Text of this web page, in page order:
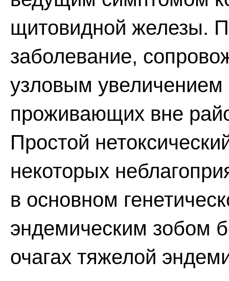
щитовидной железы.
заболевание,
узловым
проживающих вне
Простой
некоторых
в основном
эндемическим зобом
очагах тяжелой